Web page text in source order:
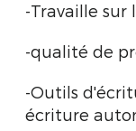
-Travaille sur
-qualité de
-Outils
écriture